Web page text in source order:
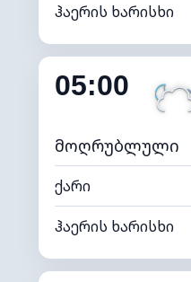
ჰაერის ხარისხი
შიდა ტენიანობა
ნამის წერტილი
განათების ინდექსი
05:00
მოღრუბლული
ქარი
ჰაერის ხარისხი
შიდა ტენიანობა